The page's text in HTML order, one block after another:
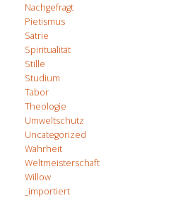
Nachgefragt
Pietismus
Satrie
Spiritualität
Stille
Studium
Tabor
Theologie
Umweltschutz
Uncategorized
Wahrheit
Weltmeisterschaft
Willow
_importiert